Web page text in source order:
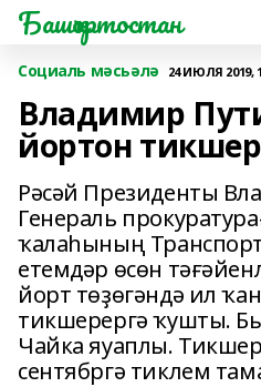
Башҡортостан
Социаль мәсьәлә 24 ИЮЛЯ 2019,
Владимир
йортон
Рәсәй Президенты
Генераль
ҡалаһының
етемдәр өсөн
йорт төҙөгәндә ил
тикшерергә ҡушты.
Чайка яуаплы.
сентябргә тиклем